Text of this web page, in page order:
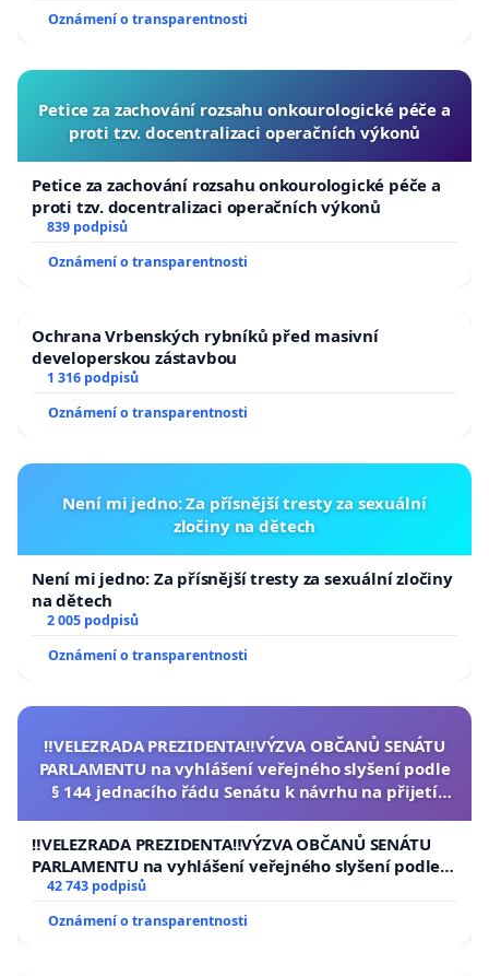
Oznámení o transparentnosti
Petice za zachování rozsahu onkourologické péče a
proti tzv. docentralizaci operačních výkonů
Petice za zachování rozsahu onkourologické péče a
proti tzv. docentralizaci operačních výkonů
839 podpisů
Oznámení o transparentnosti
Ochrana Vrbenských rybníků před masivní
developerskou zástavbou
1 316 podpisů
Oznámení o transparentnosti
Není mi jedno: Za přísnější tresty za sexuální
zločiny na dětech
Není mi jedno: Za přísnější tresty za sexuální zločiny
na dětech
2 005 podpisů
Oznámení o transparentnosti
‼️VELEZRADA PREZIDENTA‼️VÝZVA OBČANŮ SENÁTU
PARLAMENTU na vyhlášení veřejného slyšení podle
§ 144 jednacího řádu Senátu k návrhu na přijetí
republiky
‼️VELEZRADA PREZIDENTA‼️VÝZVA OBČANŮ SENÁTU
PARLAMENTU na vyhlášení veřejného slyšení podle §
144 jednacího řádu Senátu k návrhu na přijetí
republiky
42 743 podpisů
Oznámení o transparentnosti